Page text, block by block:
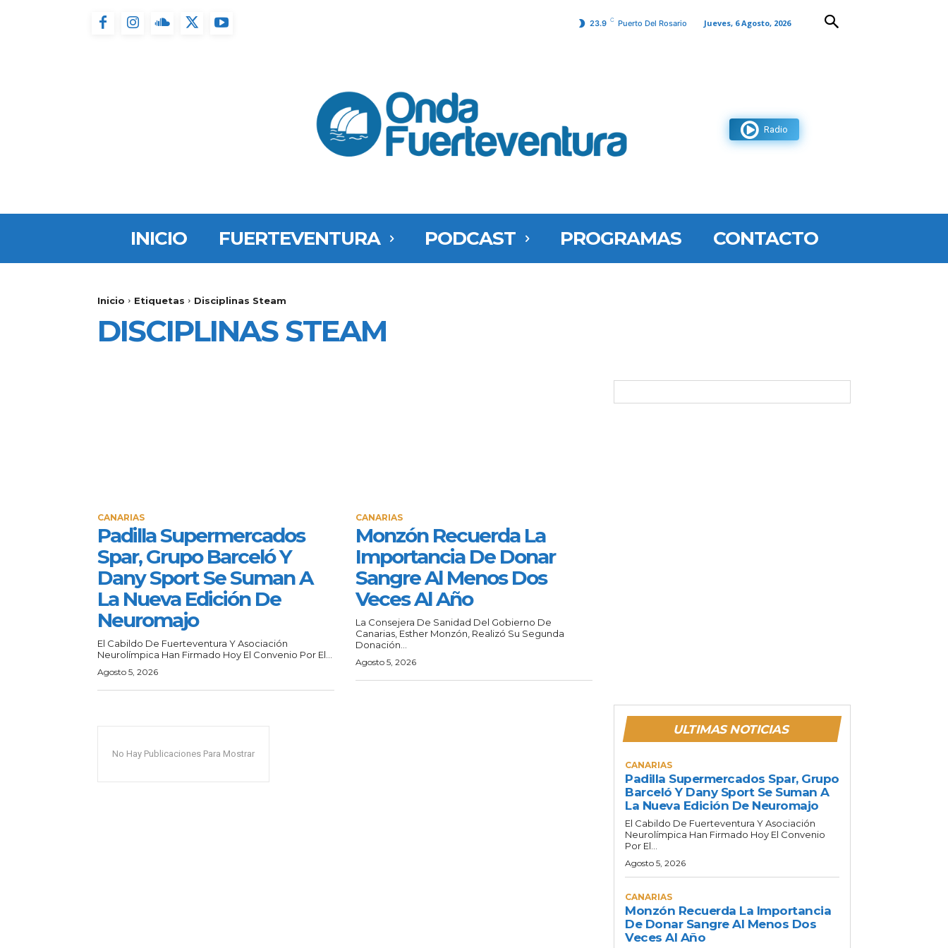
23.9 C Puerto Del Rosario Jueves, 6 Agosto, 2026
Radio
INICIO FUERTEVENTURA PODCAST PROGRAMAS CONTACTO
Inicio Etiquetas Disciplinas Steam
DISCIPLINAS STEAM
CANARIAS
Padilla Supermercados
Spar, Grupo Barceló Y
Dany Sport Se Suman A
La Nueva Edición De
Neuromajo
El Cabildo De Fuerteventura Y Asociación
Neurolímpica Han Firmado Hoy El Convenio Por El...
Agosto 5, 2026
CANARIAS
Monzón Recuerda La
Importancia De Donar
Sangre Al Menos Dos
Veces Al Año
La Consejera De Sanidad Del Gobierno De
Canarias, Esther Monzón, Realizó Su Segunda
Donación...
Agosto 5, 2026
No Hay Publicaciones Para Mostrar
ULTIMAS NOTICIAS
CANARIAS
Padilla Supermercados Spar, Grupo
Barceló Y Dany Sport Se Suman A
La Nueva Edición De Neuromajo
El Cabildo De Fuerteventura Y Asociación
Neurolímpica Han Firmado Hoy El Convenio
Por El...
Agosto 5, 2026
CANARIAS
Monzón Recuerda La Importancia
De Donar Sangre Al Menos Dos
Veces Al Año